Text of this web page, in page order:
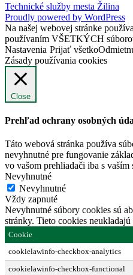
Technické služby mesta Žilina
Proudly powered by WordPress
Na našej webovej stránke
používaním VŠETKÝCH
Nastavenia Prijať všetko
Zásady používania cookies
Close
Prehľad ochrany osobných
Táto webová stránka používa
nevyhnutné pre fungovanie
vo vašom prehliadači iba s
Nevyhnutné
Nevyhnutné
Vždy zapnuté
Nevyhnutné súbory cookies sú
stránky. Tieto cookies
Cookie
cookielawinfo-checkbox-analytics
cookielawinfo-checkbox-functional